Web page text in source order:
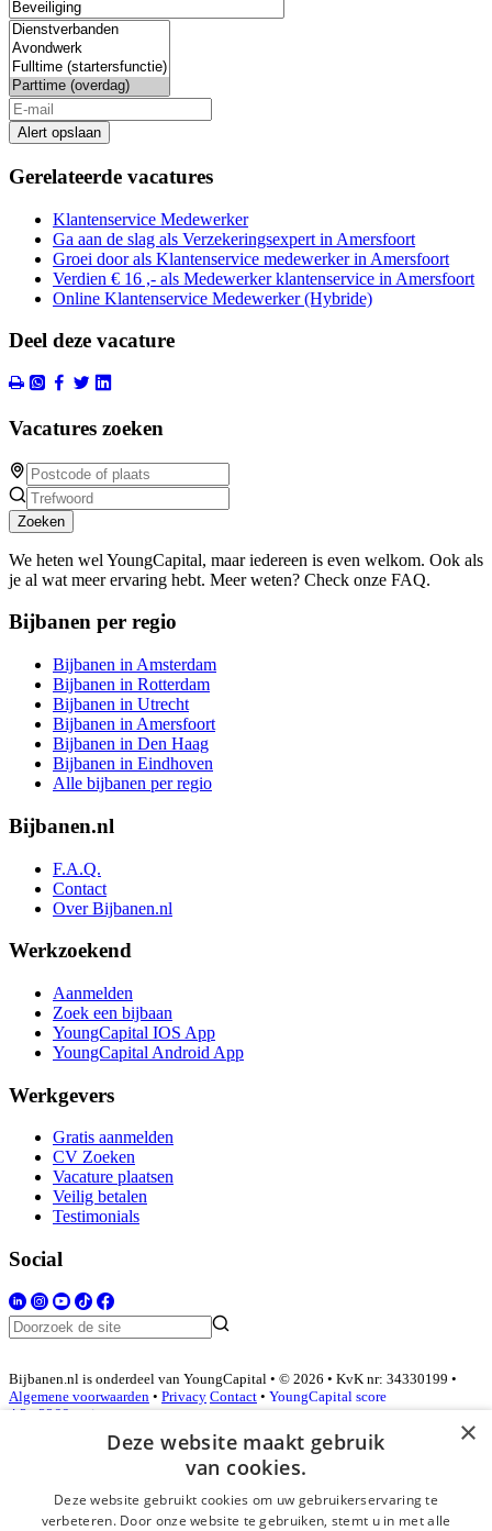
Alert opslaan
Gerelateerde vacatures
Klantenservice Medewerker
Ga aan de slag als Verzekeringsexpert in Amersfoort
Groei door als Klantenservice medewerker in Amersfoort
Verdien € 16 ,- als Medewerker klantenservice in Amersfoort
Online Klantenservice Medewerker (Hybride)
Deel deze vacature
Vacatures zoeken
Zoeken
We heten wel YoungCapital, maar iedereen is even welkom. Ook als
je al wat meer ervaring hebt. Meer weten? Check onze FAQ.
Bijbanen per regio
Bijbanen in Amsterdam
Bijbanen in Rotterdam
Bijbanen in Utrecht
Bijbanen in Amersfoort
Bijbanen in Den Haag
Bijbanen in Eindhoven
Alle bijbanen per regio
Bijbanen.nl
F.A.Q.
Contact
Over Bijbanen.nl
Werkzoekend
Aanmelden
Zoek een bijbaan
YoungCapital IOS App
YoungCapital Android App
Werkgevers
Gratis aanmelden
CV Zoeken
Vacature plaatsen
Veilig betalen
Testimonials
Social
Bijbanen.nl is onderdeel van YoungCapital • © 2026 • KvK nr: 34330199 •
Algemene voorwaarden • Privacy Contact • YoungCapital score
4.3 - 3366 reviews
Inloggen als bedrijf
×
Deze website maakt gebruik
van cookies.
Deze website gebruikt cookies om uw gebruikerservaring te
verbeteren. Door onze website te gebruiken, stemt u in met alle